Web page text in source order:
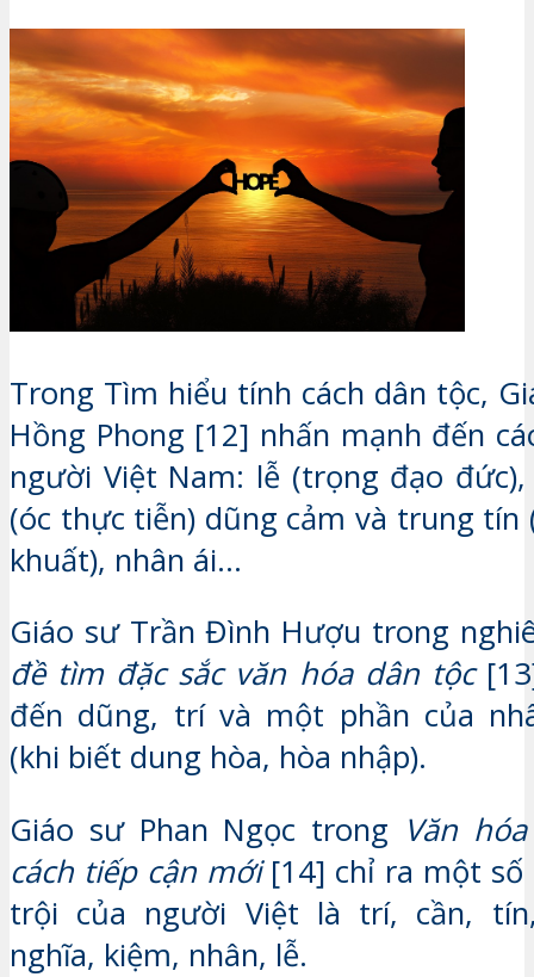
Trong Tìm hiểu tính cách dân tộc,
Hồng Phong [12] nhấn mạnh đến
người Việt Nam: lễ (trọng đạo
(óc thực tiễn) dũng cảm và trung tín
khuất), nhân ái…
Giáo sư Trần Đình Hượu trong
đề tìm đặc sắc văn hóa dân tộc
đến dũng, trí và một phần của
(khi biết dung hòa, hòa nhập).
Giáo sư Phan Ngọc trong Văn
cách tiếp cận mới[14] chỉ ra một số
trội của người Việt là trí, cần,
nghĩa, kiệm, nhân, lễ.